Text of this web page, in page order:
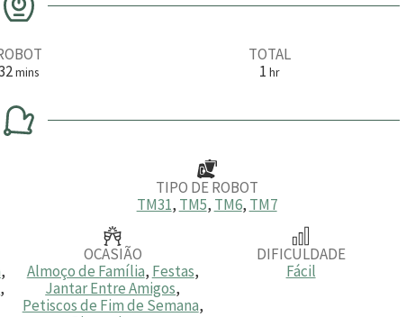
m
n
t
mins
TOTAL
1h
a
hr
TIPO DE ROBOT
TM31, TM5, TM6, TM7
,
,
OCASIÃO
Almoço de Família, Festas,
Jantar Entre Amigos,
Petiscos de Fim de Semana,
DIFICULDADE
Fácil